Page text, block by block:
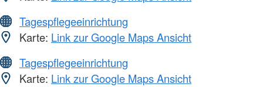
Tagespflegeeinrichtung
Karte: Link zur Google Maps Ansicht
Tagespflegeeinrichtung
Karte: Link zur Google Maps Ansicht